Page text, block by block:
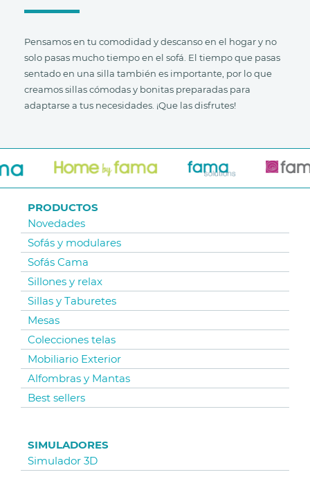
Pensamos en tu comodidad y descanso en el hogar y no
solo pasas mucho tiempo en el sofá. El tiempo que pasas
sentado en una silla también es importante, por lo que
creamos sillas cómodas y bonitas preparadas para
adaptarse a tus necesidades. ¡Que las disfrutes!
PRODUCTOS
Novedades
Sofás y modulares
Sofás Cama
Sillones y relax
Sillas y Taburetes
Mesas
Colecciones telas
Mobiliario Exterior
Alfombras y Mantas
Best sellers
SIMULADORES
Simulador 3D